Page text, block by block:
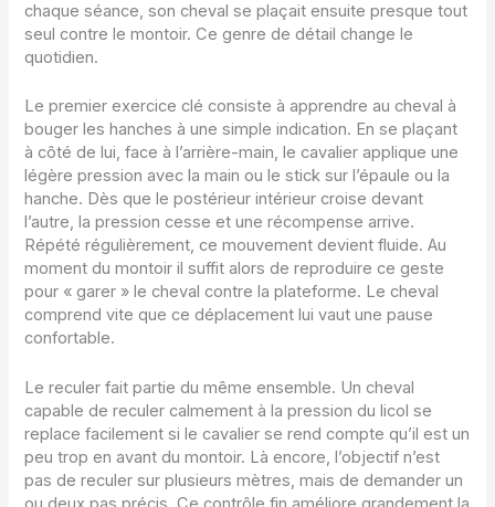
chaque séance, son cheval se plaçait ensuite presque tout
seul contre le montoir. Ce genre de détail change le
quotidien.
Le premier exercice clé consiste à apprendre au cheval à
bouger les hanches à une simple indication. En se plaçant
à côté de lui, face à l’arrière-main, le cavalier applique une
légère pression avec la main ou le stick sur l’épaule ou la
hanche. Dès que le postérieur intérieur croise devant
l’autre, la pression cesse et une récompense arrive.
Répété régulièrement, ce mouvement devient fluide. Au
moment du montoir il suffit alors de reproduire ce geste
pour « garer » le cheval contre la plateforme. Le cheval
comprend vite que ce déplacement lui vaut une pause
confortable.
Le reculer fait partie du même ensemble. Un cheval
capable de reculer calmement à la pression du licol se
replace facilement si le cavalier se rend compte qu’il est un
peu trop en avant du montoir. Là encore, l’objectif n’est
pas de reculer sur plusieurs mètres, mais de demander un